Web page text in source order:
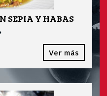
SEPIA Y HABAS
Ver más